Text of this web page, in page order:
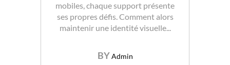
mobiles, chaque support présente
ses propres défis. Comment alors
maintenir une identité visuelle...
BYAdmin